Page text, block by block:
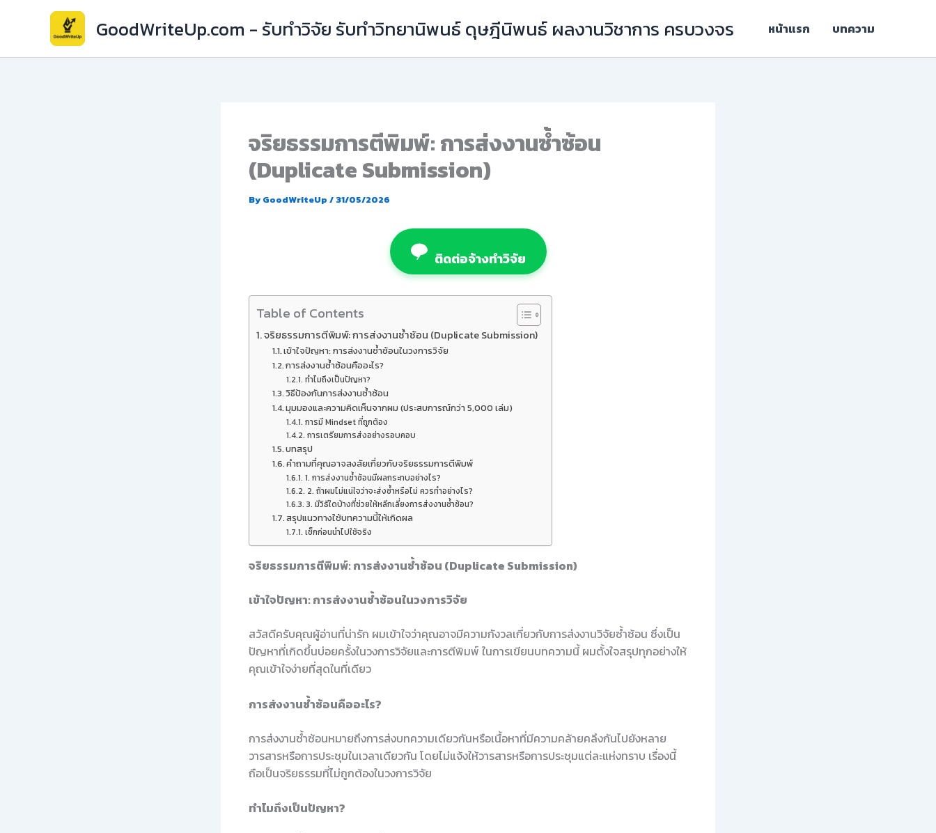
GoodWriteUp.com - รับทำวิจัย รับทำวิทยานิพนธ์ ดุษฎีนิพนธ์ ผลงานวิชาการ ครบวงจร หน้าแรก บทความ
จริยธรรมการตีพิมพ์: การส่งงานซ้ำซ้อน
(Duplicate Submission)
By GoodWriteUp / 31/05/2026
ติดต่อจ้างทำวิจัย
Table of Contents
จริยธรรมการตีพิมพ์: การส่งงานซ้ำซ้อน (Duplicate Submission)
เข้าใจปัญหา: การส่งงานซ้ำซ้อนในวงการวิจัย
การส่งงานซ้ำซ้อนคืออะไร?
ทำไมถึงเป็นปัญหา?
วิธีป้องกันการส่งงานซ้ำซ้อน
มุมมองและความคิดเห็นจากผม (ประสบการณ์กว่า 5,000 เล่ม)
การมี Mindset ที่ถูกต้อง
การเตรียมการส่งอย่างรอบคอบ
บทสรุป
คำถามที่คุณอาจสงสัยเกี่ยวกับจริยธรรมการตีพิมพ์
1. การส่งงานซ้ำซ้อนมีผลกระทบอย่างไร?
2. ถ้าผมไม่แน่ใจว่าจะส่งซ้ำหรือไม่ ควรทำอย่างไร?
3. มีวิธีใดบ้างที่ช่วยให้หลีกเลี่ยงการส่งงานซ้ำซ้อน?
สรุปแนวทางใช้บทความนี้ให้เกิดผล
เช็กก่อนนำไปใช้จริง
จริยธรรมการตีพิมพ์: การส่งงานซ้ำซ้อน (Duplicate Submission)
เข้าใจปัญหา: การส่งงานซ้ำซ้อนในวงการวิจัย
สวัสดีครับคุณผู้อ่านที่น่ารัก ผมเข้าใจว่าคุณอาจมีความกังวลเกี่ยวกับการส่งงานวิจัยซ้ำซ้อน ซึ่งเป็น
ปัญหาที่เกิดขึ้นบ่อยครั้งในวงการวิจัยและการตีพิมพ์ ในการเขียนบทความนี้ ผมตั้งใจสรุปทุกอย่างให้
คุณเข้าใจง่ายที่สุดในที่เดียว
การส่งงานซ้ำซ้อนคืออะไร?
การส่งงานซ้ำซ้อนหมายถึงการส่งบทความเดียวกันหรือเนื้อหาที่มีความคล้ายคลึงกันไปยังหลาย
วารสารหรือการประชุมในเวลาเดียวกัน โดยไม่แจ้งให้วารสารหรือการประชุมแต่ละแห่งทราบ เรื่องนี้
ถือเป็นจริยธรรมที่ไม่ถูกต้องในวงการวิจัย
ทำไมถึงเป็นปัญหา?